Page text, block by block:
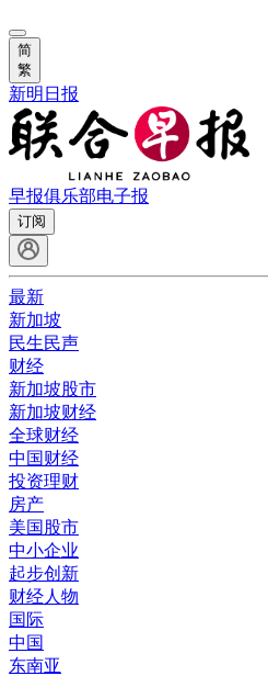
简
繁
新明日报
早报俱乐部电子报
订阅
最新
新加坡
民生民声
财经
新加坡股市
新加坡财经
全球财经
中国财经
投资理财
房产
美国股市
中小企业
起步创新
财经人物
国际
中国
东南亚